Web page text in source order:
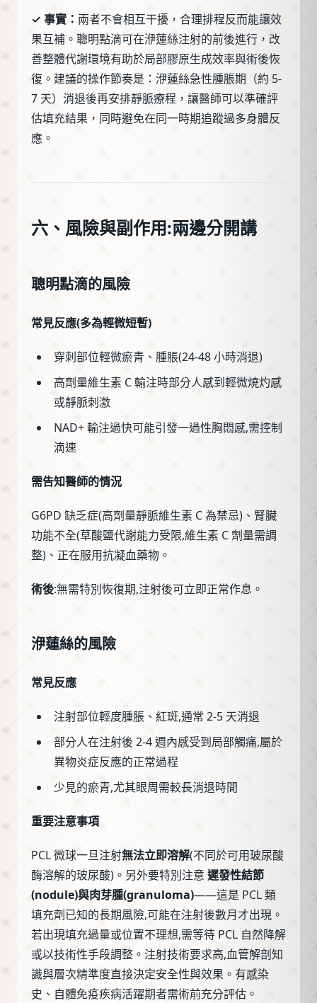
✓ 事實： 兩者不會相互干擾，合理排程反而能讓效
果互補。聰明點滴可在洢蓮絲注射的前後進行，改
善整體代謝環境有助於局部膠原生成效率與術後恢
復。建議的操作節奏是：洢蓮絲急性腫脹期（約 5-
7 天）消退後再安排靜脈療程，讓醫師可以準確評
估填充結果，同時避免在同一時期追蹤過多身體反
應。
六、風險與副作用:兩邊分開講
聰明點滴的風險
常見反應(多為輕微短暫)
穿刺部位輕微瘀青、腫脹(24-48 小時消退)
高劑量維生素 C 輸注時部分人感到輕微燒灼感
或靜脈刺激
NAD+ 輸注過快可能引發一過性胸悶感,需控制
滴速
需告知醫師的情況
G6PD 缺乏症(高劑量靜脈維生素 C 為禁忌)、腎臟
功能不全(草酸鹽代謝能力受限,維生素 C 劑量需調
整)、正在服用抗凝血藥物。
術後:無需特別恢復期,注射後可立即正常作息。
洢蓮絲的風險
常見反應
注射部位輕度腫脹、紅斑,通常 2-5 天消退
部分人在注射後 2-4 週內感受到局部觸痛,屬於
異物炎症反應的正常過程
少見的瘀青,尤其眼周需較長消退時間
重要注意事項
PCL 微球一旦注射無法立即溶解(不同於可用玻尿酸
酶溶解的玻尿酸)。另外要特別注意 遲發性結節
(nodule)與肉芽腫(granuloma)——這是 PCL 類
填充劑已知的長期風險,可能在注射後數月才出現。
若出現填充過量或位置不理想,需等待 PCL 自然降解
或以技術性手段調整。注射技術要求高,血管解剖知
識與層次精準度直接決定安全性與效果。有感染
史、自體免疫疾病活躍期者需術前充分評估。